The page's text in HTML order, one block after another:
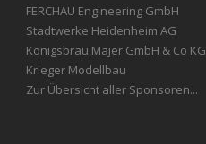
FERCHAU Engineering GmbH
Stadtwerke Heidenheim AG
Königsbräu Majer GmbH & Co KG
Krieger Modellbau
Zur Übersicht aller Sponsoren...